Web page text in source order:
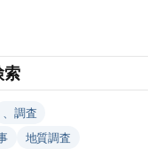
索
、調査
地質調査